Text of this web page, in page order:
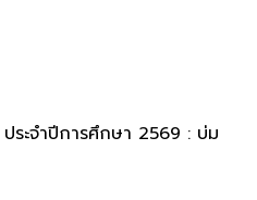
ระจำปีการศึกษา 2569 : บ่ม